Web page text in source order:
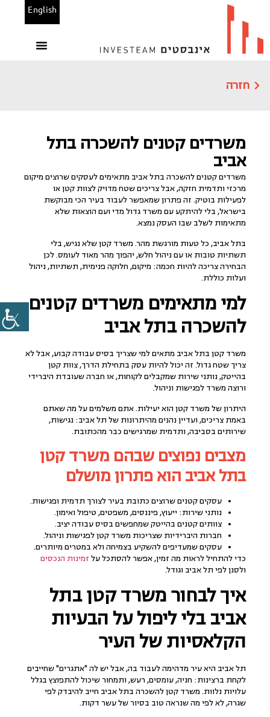
English
חזרה
משרדים קטנים להשכרה בתל
אביב
משרדים קטנים להשכרה בתל אביב מתאימים לעסקים שרוצים מיקום
מרכזי ותדמית חזקה, אבל צריכים שטח מדויק לצוות קטן או
לפעילות בוטיק. זה פתרון שמאפשר לעבוד בעיר הכי מבוקשת
בישראל, בלי להיתקע עם משרד גדול מדי ועם הוצאות שלא
מתאימות לשלב שבו העסק נמצא.
בתל אביב, כל טעות מורגשת מהר. משרד קטן שלא נגיש, בלי
תשתיות טובות או עם ניהול חלש, יהפוך מהר מאוד לעומס. לכן
הבחירה צריכה להיות חכמה: מיקום, חלוקה פנימית, תשתיות, ניהול
ועלות כוללת.
למי מתאימים משרדים קטנים
להשכרה בתל אביב
משרד קטן בתל אביב מתאים למי שצריך בסיס עבודה קבוע, אבל לא
צריך שטח גדול. זה יכול להיות עסק בתחילת הדרך, צוות קטן
בהייטק, נותני שירות שמקבלים לקוחות, או חברה שעובדת היברידי
ורוצה משרד לפגישות וניהול.
היתרון של משרד קטן הוא יעילות. אתם משלמים על מה שאתם
באמת צריכים, ועדיין נהנים מהיתרונות של תל אביב: נגישות,
שירותים בסביבה, ותדמית שמרגישים כבר מהכתובת.
מצבים נפוצים שבהם משרד קטן
בתל אביב הוא פתרון מושלם
עסקים קטנים שרוצים כתובת בעיר לצורך תדמית ופגישות.
נותני שירות: ייעוץ, פיננסים, משפטים, טיפול ואימון.
צוותים קטנים בהייטק שמחפשים בסיס עבודה יציב.
חברות היברידיות שצריכות משרד קטן לפגישות וניהול.
עסקים שמעדיפים להשקיע בצמיחה ולא במטרים מיותרים.
כדי להתחיל לראות מה זמין, אפשר להסתכל על זמינות הנכסים
ולסנן לפי תל אביב וגודל.
איך לבחור משרד קטן בתל
אביב בלי ליפול על הבעיות
הקלאסיות של העיר
תל אביב היא עיר מדהימה לעבוד בה, אבל יש לה "אתגרים" שחייבים
לקחת ברצינות: חניה, עומסים, רעש, ותמחור שיכול להתפוצץ בגלל
עלויות נלוות. משרד קטן להשכרה בתל אביב חייב להיבדק לפי
שגרה, לא לפי מה שנראה טוב בסיור של עשר דקות.